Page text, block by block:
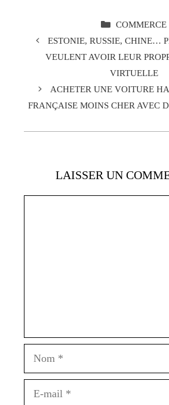
CATÉGORIES
COMMERCE
ESTONIE, RUSSIE, CHINE…
VEULENT AVOIR LEUR
VIRTUELLE
ACHETER UNE VOITURE
FRANÇAISE MOINS CHER AVEC
LAISSER UN